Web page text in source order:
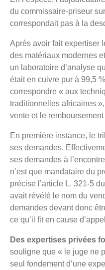
du commissaire-priseur
correspondait pas à la
Après avoir fait expertiser
des matériaux modernes
un laboratoire d’analyse
était en cuivre pur à 99,5
correspondre « aux
traditionnelles africaines
vente et le
En première instance, le
ses demandes.
ses demandes à
n’est que mandataire du
précise l’article L. 321-5
avait révélé le nom du
demandes devant donc
ce qu’il fit en cause
Des expertises privées
souligne que « le juge ne
seul fondement d’une